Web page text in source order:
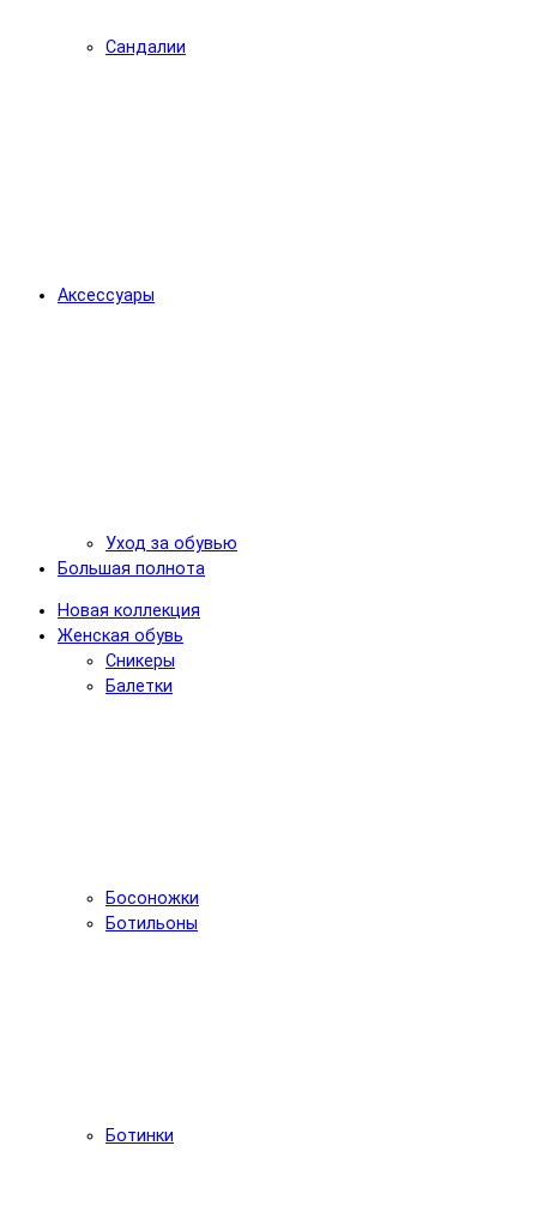
Сандалии
Аксессуары
Уход за обувью
Большая полнота
Новая коллекция
Женская обувь
Сникеры
Балетки
Босоножки
Ботильоны
Ботинки